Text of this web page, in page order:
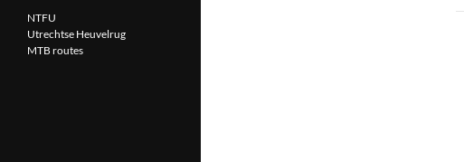
NTFU
Utrechtse Heuvelrug
MTB routes